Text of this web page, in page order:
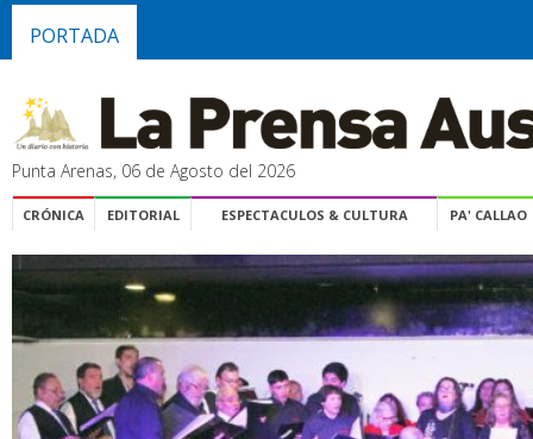
PORTADA
Punta Arenas, 06 de Agosto del 2026
CRÓNICA EDITORIAL ESPECTACULOS & CULTURA PA' CALLAO